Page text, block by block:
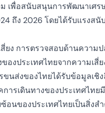
เพื่อสนับสนุนการพัฒนาเศ
ถึง 2026 โดยได้รับแรงส
สี่ยง การตรวจสอบด้านคว
งประเทศไทยจากความเสี่
นส่งของไทยได้รับข้อมูลเ
ารเดินทางของประเทศไ
อนของประเทศไทยเป็นสิ่ง